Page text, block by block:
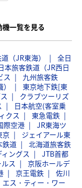
一覧を見る
（JR東海）
全日
本旅客鉄道（JR西日
ス
九州旅客鉄
東京地下鉄[東
クラブツーリズ
日本航空(客室乗
クス
東急電鉄
際空港
JR東海ツ
京
ジェイアール東
鉄道
北海道旅客鉄
ングス
JTB首都
ス
京阪ホールデ
京王電鉄
佐川
エス・ティー・ワー